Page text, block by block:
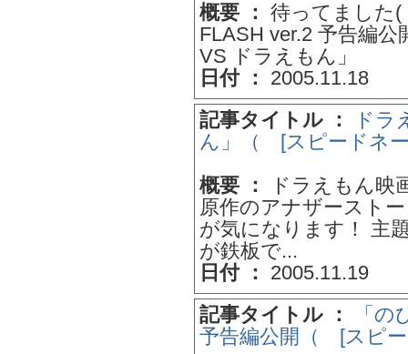
概要 ： 待ってました
FLASH ver.2 予告編
VS ドラえもん」
日付 ： 2005.11.18
記事タイトル ：
ドラ
ん」（ [スピードネ
概要 ：
ドラえもん映
原作のアナザースト
が気になります！ 主
が鉄板で...
日付 ： 2005.11.19
記事タイトル ：
「
予告編公開（ [スピ